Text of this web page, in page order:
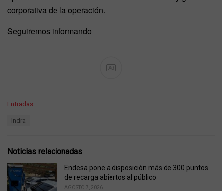
corporativa de la operación.
Seguiremos informando
Ad
C
o
r
i
e
s
Entradas
:
Indra
Noticias relacionadas
Endesa pone a disposición más de 300 puntos
de recarga abiertos al público
AGOSTO 7, 2026